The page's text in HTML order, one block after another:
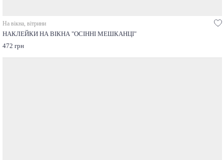
На вікна, вітрини
НАКЛЕЙКИ НА ВІКНА "ОСІННІ МЕШКАНЦІ"
472 грн